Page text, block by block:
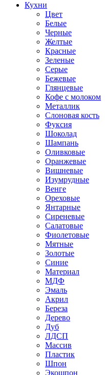
Кухни
Цвет
Белые
Черные
Желтые
Красные
Зеленые
Серые
Бежевые
Глянцевые
Кофе с молоком
Металлик
Слоновая кость
Фуксия
Шоколад
Шампань
Оливковые
Оранжевые
Вишневые
Изумрудные
Венге
Ореховые
Янтарные
Сиреневые
Салатовые
Фиолетовые
Мятные
Золотые
Синие
Материал
МДФ
Эмаль
Акрил
Береза
Дерево
Дуб
ЛДСП
Массив
Пластик
Шпон
Экошпон